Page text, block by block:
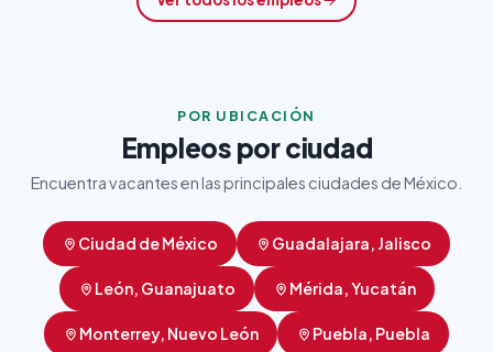
POR UBICACIÓN
Empleos por ciudad
Encuentra vacantes en las principales ciudades de México.
Ciudad de México Guadalajara, Jalisco
León, Guanajuato Mérida, Yucatán
Monterrey, Nuevo León Puebla, Puebla